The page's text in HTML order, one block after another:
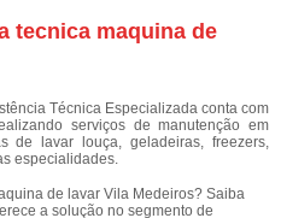
tecnica maquina de
Técnica Especializada conta com
serviços de manutenção em
de lavar louça, geladeiras, freezers,
especialidades.
de lavar Vila Medeiros? Saiba
a solução no segmento de